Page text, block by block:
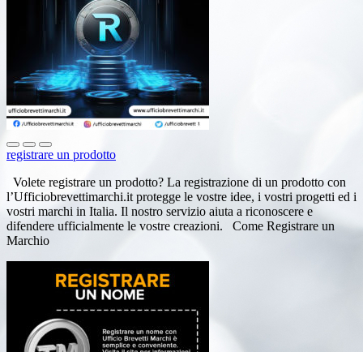
registrare un prodotto
Volete registrare un prodotto? La registrazione di un prodotto con
l’Ufficiobrevettimarchi.it protegge le vostre idee, i vostri progetti ed i
vostri marchi in Italia. Il nostro servizio aiuta a riconoscere e
difendere ufficialmente le vostre creazioni. Come Registrare un
Marchio